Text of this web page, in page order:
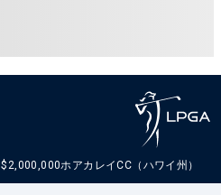
$2,000,000ホアカレイCC（ハワイ州）